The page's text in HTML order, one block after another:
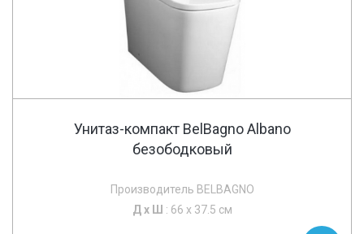
Унитаз-компакт BelBagno Albano
безободковый
Производитель BELBAGNO
Д х Ш : 66 x 37.5 см